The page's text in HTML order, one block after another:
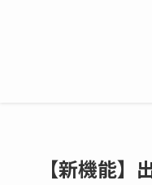
【新機能